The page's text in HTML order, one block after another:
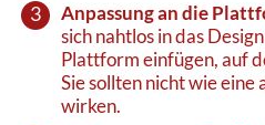
Anpassung an die
sich nahtlos in das
Plattform einfügen, auf
Sie sollten nicht wie
wirken.